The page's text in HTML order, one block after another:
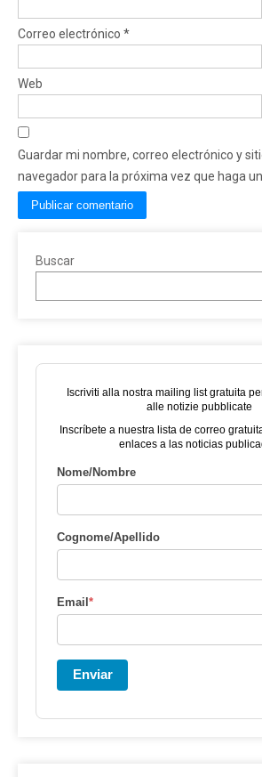
Correo electrónico *
Web
Guardar mi nombre, correo electrónico y
navegador para la próxima vez que haga
Buscar
Iscriviti alla nostra mailing list gratuita
alle notizie pubblicate
Inscríbete a nuestra lista de correo
enlaces a las noticias
Nome/Nombre
Cognome/Apellido
Email*
Enviar